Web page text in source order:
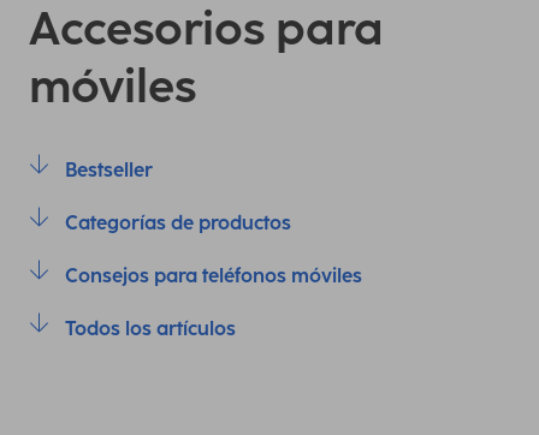
Accesorios para
móviles
Bestseller
Categorías de productos
Consejos para teléfonos móviles
Todos los artículos